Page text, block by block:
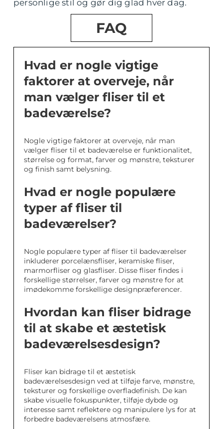
personlige stil og gør dig glad hver dag.
FAQ
Hvad er nogle vigtige
faktorer at overveje, når
man vælger fliser til et
badeværelse?
Nogle vigtige faktorer at overveje, når man
vælger fliser til et badeværelse er funktionalitet,
størrelse og format, farver og mønstre, teksturer
og finish samt belysning.
Hvad er nogle populære
typer af fliser til
badeværelser?
Nogle populære typer af fliser til badeværelser
inkluderer porcelænsfliser, keramiske fliser,
marmorfliser og glasfliser. Disse fliser findes i
forskellige størrelser, farver og mønstre for at
imødekomme forskellige designpræferencer.
Hvordan kan fliser bidrage
til at skabe et æstetisk
badeværelsesdesign?
Fliser kan bidrage til et æstetisk
badeværelsesdesign ved at tilføje farve, mønstre,
teksturer og forskellige overfladefinish. De kan
skabe visuelle fokuspunkter, tilføje dybde og
interesse samt reflektere og manipulere lys for at
forbedre badeværelsens atmosfære.